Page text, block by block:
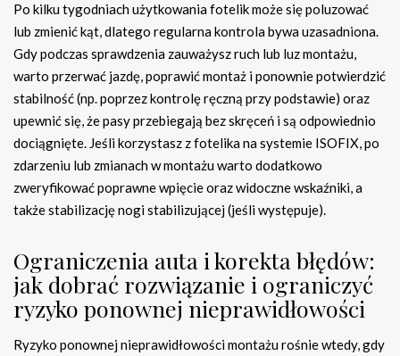
Po kilku tygodniach użytkowania fotelik może się poluzować
lub zmienić kąt, dlatego regularna kontrola bywa uzasadniona.
Gdy podczas sprawdzenia zauważysz ruch lub luz montażu,
warto przerwać jazdę, poprawić montaż i ponownie potwierdzić
stabilność (np. poprzez kontrolę ręczną przy podstawie) oraz
upewnić się, że pasy przebiegają bez skręceń i są odpowiednio
dociągnięte. Jeśli korzystasz z fotelika na systemie ISOFIX, po
zdarzeniu lub zmianach w montażu warto dodatkowo
zweryfikować poprawne wpięcie oraz widoczne wskaźniki, a
także stabilizację nogi stabilizującej (jeśli występuje).
Ograniczenia auta i korekta błędów:
jak dobrać rozwiązanie i ograniczyć
ryzyko ponownej nieprawidłowości
Ryzyko ponownej nieprawidłowości montażu rośnie wtedy, gdy